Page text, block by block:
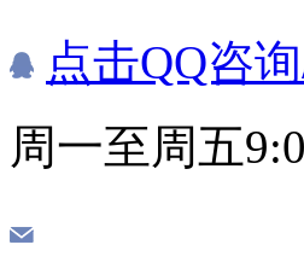
点击QQ咨询
周一至周五